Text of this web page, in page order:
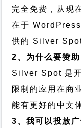
完全免费，从现
在于
供的 Silver Spot
2、为什么要赞
Silver Spot 是开
限制的应用在商
能有更好的中文
3、我可以投放广